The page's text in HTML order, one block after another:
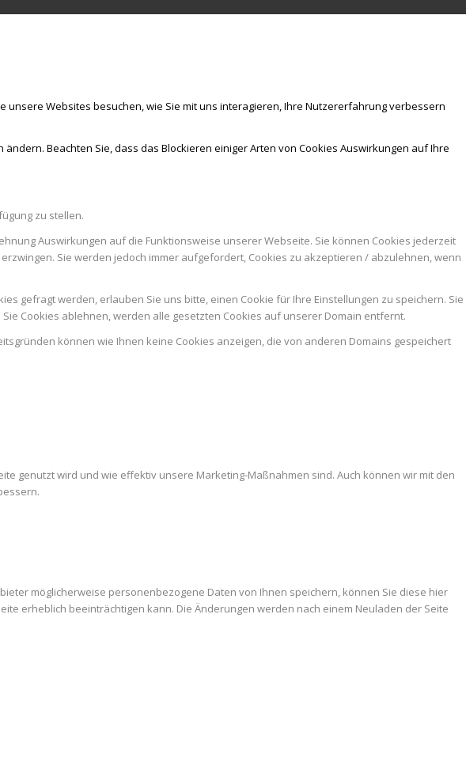
Websites besuchen, wie Sie mit uns interagieren, Ihre Nutzererfahrung verbessern
Beachten Sie, dass das Blockieren einiger Arten von Cookies Auswirkungen auf Ihre
zu stellen.
Auswirkungen auf die Funktionsweise unserer Webseite. Sie können Cookies jederzeit
Sie werden jedoch immer aufgefordert, Cookies zu akzeptieren / abzulehnen, wenn
gefragt werden, erlauben Sie uns bitte, einen Cookie für Ihre Einstellungen zu speichern. Sie
Cookies ablehnen, werden alle gesetzten Cookies auf unserer Domain entfernt.
können wie Ihnen keine Cookies anzeigen, die von anderen Domains gespeichert
genutzt wird und wie effektiv unsere Marketing-Maßnahmen sind. Auch können wir mit den
möglicherweise personenbezogene Daten von Ihnen speichern, können Sie diese hier
erheblich beeinträchtigen kann. Die Änderungen werden nach einem Neuladen der Seite